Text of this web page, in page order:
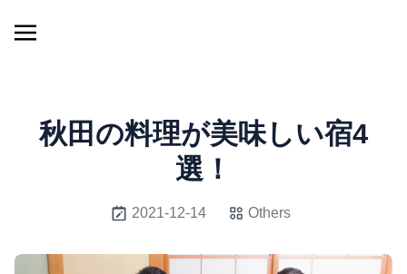
秋田の料理が美味しい宿4
選！
2021-12-14 Others